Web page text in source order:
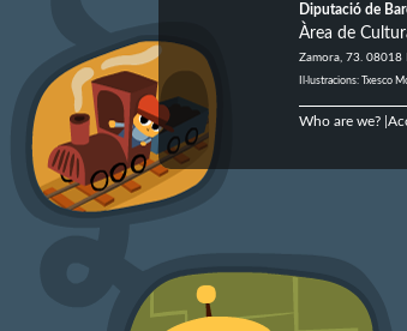
Diputació de
Àrea de
Zamora, 73. 08018
Il·lustracions: Txesco
Who are we?|